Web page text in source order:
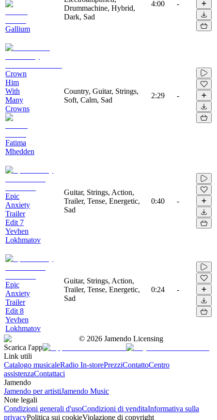
Gallium
Drummachine, Hybrid,
Dark, Sad
4:00 -
Crown
Him
With
Many
Crowns
Fatima
Mhedden
Country, Guitar, Strings,
Soft, Calm, Sad
2:29 -
Epic
Anxiety
Trailer
Edit 7
Yevhen
Lokhmatov
Guitar, Strings, Action,
Trailer, Tense, Energetic,
Sad
0:40 -
Epic
Anxiety
Trailer
Edit 8
Yevhen
Lokhmatov
Guitar, Strings, Action,
Trailer, Tense, Energetic,
Sad
0:24 -
© 2026 Jamendo Licensing
Scarica l'app
Link utili
Catalogo musicaleRadio In-storePrezziContattoCentro
assistenzaContattaci
Jamendo
Jamendo per artistiJamendo Music
Note legali
Condizioni generali d'usoCondizioni di venditaInformativa sulla
privacyPolitica sui cookieViolazione di copyright